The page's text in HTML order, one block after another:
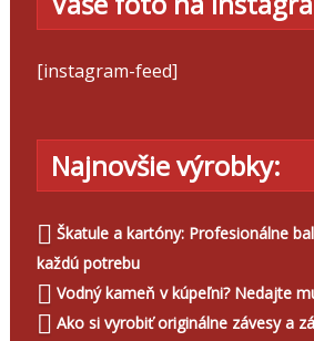
[instagram-feed]
Najnovšie výrobky:
Škatule a kartóny: Profesionálne
každú potrebu
Vodný kameň v kúpeľni? Nedajte
Ako si vyrobiť originálne závesy a